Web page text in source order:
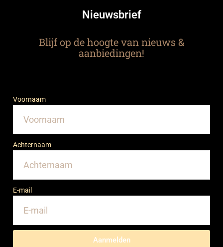
Nieuwsbrief
Blijf op de hoogte van nieuws &
aanbiedingen!
Voornaam
Achternaam
E-mail
Aanmelden